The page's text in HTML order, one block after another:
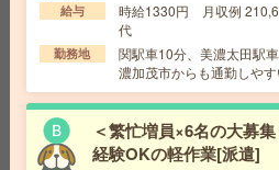
【医療行為はナシ】時給1400円！
など＊[派遣]
給 与 無資格の方：時給1400円～1750
士：時給1700円～2125円 / 初任者以上：
～1875円
交通費 全額支給
給与
時給1330円 月収例
代
勤務地
関駅車10分、美濃太田駅
濃加茂市からも通勤しや
す！（無料駐車場ありま
もOK）
＜繁忙増員×6名の大募
経験OKの軽作業[派遣]